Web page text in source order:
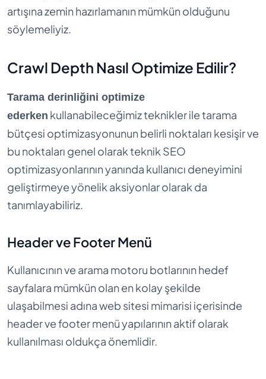
artışına zemin hazırlamanın mümkün olduğunu
söylemeliyiz.
Crawl Depth Nasıl Optimize Edilir?
Tarama derinliğini optimize
ederken kullanabileceğimiz teknikler ile tarama
bütçesi optimizasyonunun belirli noktaları kesişir ve
bu noktaları genel olarak teknik SEO
optimizasyonlarının yanında kullanıcı deneyimini
geliştirmeye yönelik aksiyonlar olarak da
tanımlayabiliriz.
Header ve Footer Menü
Kullanıcının ve arama motoru botlarının hedef
sayfalara mümkün olan en kolay şekilde
ulaşabilmesi adına web sitesi mimarisi içerisinde
header ve footer menü yapılarının aktif olarak
kullanılması oldukça önemlidir.